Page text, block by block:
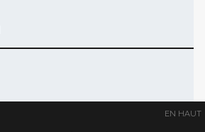
EN HAUT